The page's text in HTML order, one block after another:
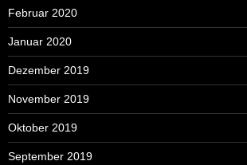
Februar 2020
Januar 2020
Dezember 2019
November 2019
Oktober 2019
September 2019